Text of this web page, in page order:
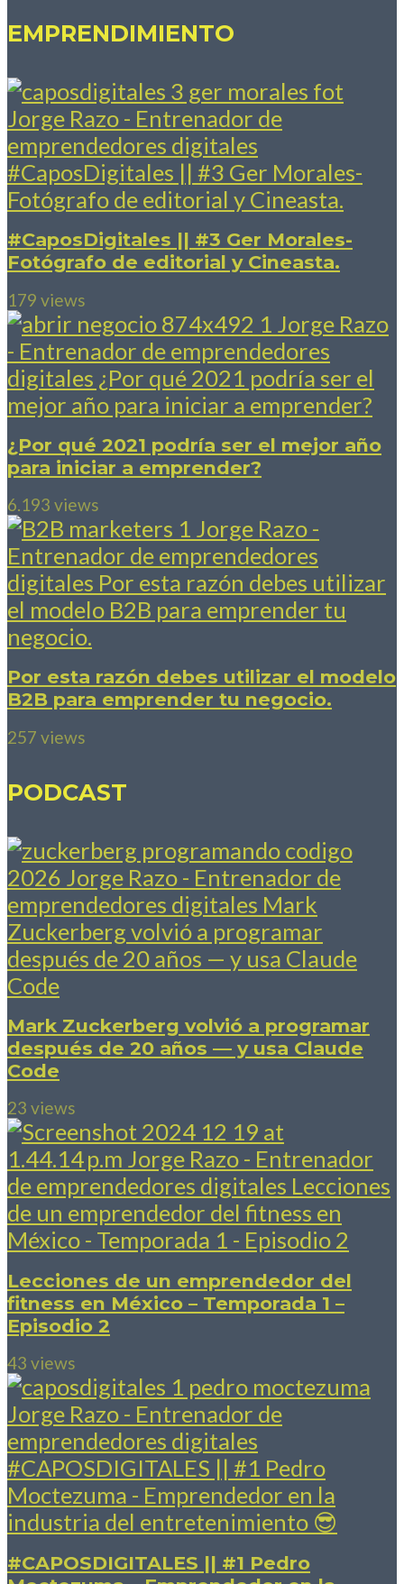
EMPRENDIMIENTO
#CaposDigitales || #3 Ger Morales-
Fotógrafo de editorial y Cineasta.
179 views
¿Por qué 2021 podría ser el mejor año
para iniciar a emprender?
6.193 views
Por esta razón debes utilizar el modelo
B2B para emprender tu negocio.
257 views
PODCAST
Mark Zuckerberg volvió a programar
después de 20 años — y usa Claude
Code
23 views
Lecciones de un emprendedor del
fitness en México – Temporada 1 –
Episodio 2
43 views
#CAPOSDIGITALES​ || #1 Pedro